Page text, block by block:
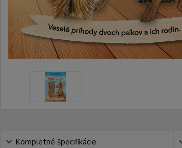
Kompletné špecifikácie